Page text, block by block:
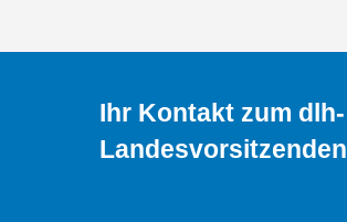
Ihr Kontakt zum dlh-
Landesvorsitzenden